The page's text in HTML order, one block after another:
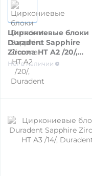
Циркониевые блоки
Duradent Sapphire
Zircona HT A2 /20/,
Duradent
Нет в наличии